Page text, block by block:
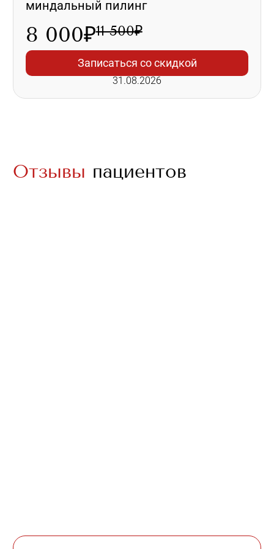
миндальный пилинг
8 000₽11 500₽
Записаться со скидкой
31.08.2026
Отзывы пациентов